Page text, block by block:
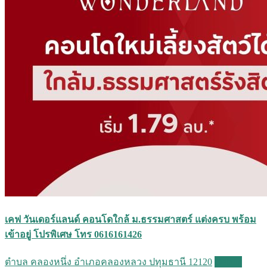
เคฟ วันเดอร์แลนด์ คอนโดใกล้ ม.ธรรมศาสตร์ แต่งครบ พร้อม
เข้าอยู่ โปรพิเศษ โทร 0616161426
ตำบล คลองหนึ่ง อำเภอคลองหลวง ปทุมธานี 12120